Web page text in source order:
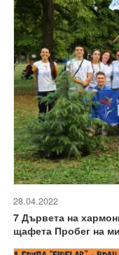
28.04.2022
7 Дървета на
щафета Пробег на